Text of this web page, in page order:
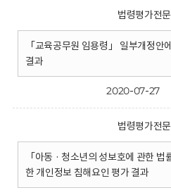
법령평가전
「교육공무원 임용령」 일부개정안
결과
2020-07-27
법령평가전
「아동 · 청소년의 성보호에 관한
한 개인정보 침해요인 평가 결과